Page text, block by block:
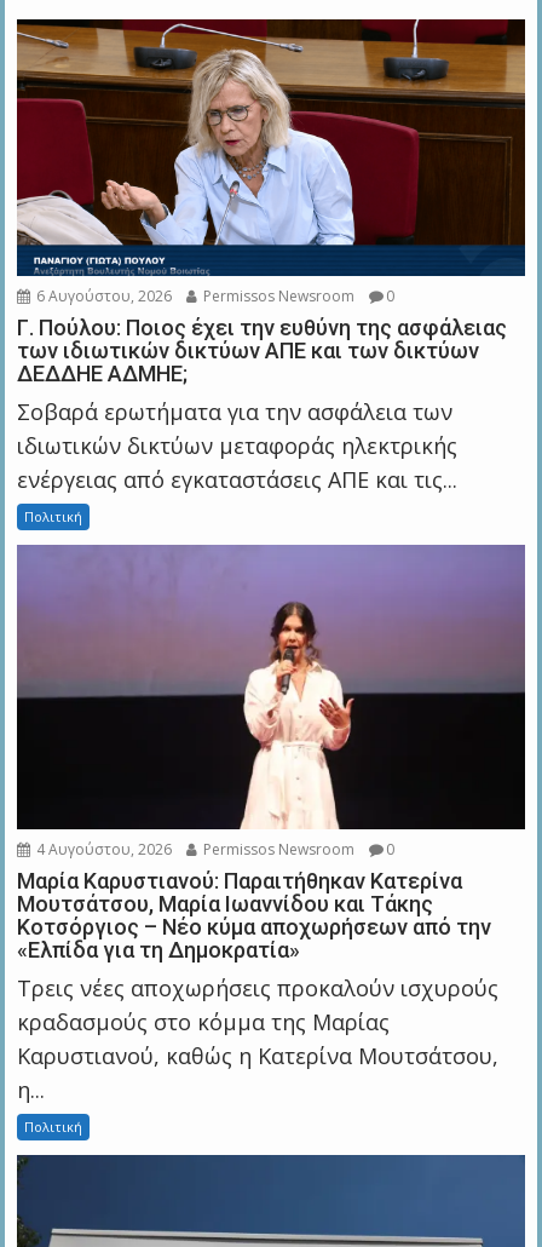
6 Αυγούστου, 2026 Permissos Newsroom 0
Γ. Πούλου: Ποιος έχει την ευθύνη της ασφάλειας
των ιδιωτικών δικτύων ΑΠΕ και των δικτύων
ΔΕΔΔΗΕ ΑΔΜΗΕ;
Σοβαρά ερωτήματα για την ασφάλεια των
ιδιωτικών δικτύων μεταφοράς ηλεκτρικής
ενέργειας από εγκαταστάσεις ΑΠΕ και τις...
Πολιτική
4 Αυγούστου, 2026 Permissos Newsroom 0
Μαρία Καρυστιανού: Παραιτήθηκαν Κατερίνα
Μουτσάτσου, Μαρία Ιωαννίδου και Τάκης
Κοτσόργιος – Νέο κύμα αποχωρήσεων από την
«Ελπίδα για τη Δημοκρατία»
Τρεις νέες αποχωρήσεις προκαλούν ισχυρούς
κραδασμούς στο κόμμα της Μαρίας
Καρυστιανού, καθώς η Κατερίνα Μουτσάτσου,
η...
Πολιτική